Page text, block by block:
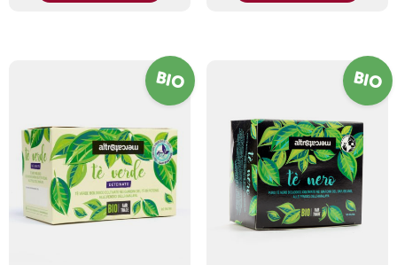
BIO BIO